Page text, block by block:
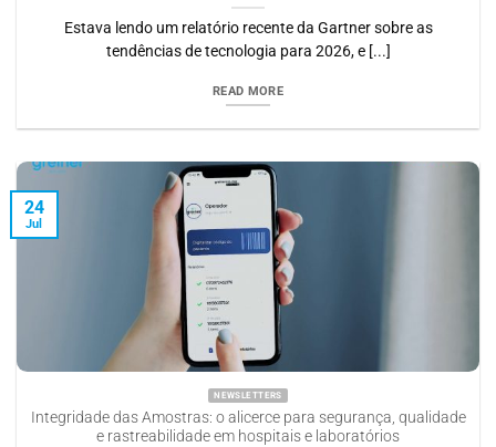
Estava lendo um relatório recente da Gartner sobre as
tendências de tecnologia para 2026, e [...]
READ MORE
NEWSLETTERS
Integridade das Amostras: o alicerce para segurança, qualidade
e rastreabilidade em hospitais e laboratórios
24
Jul